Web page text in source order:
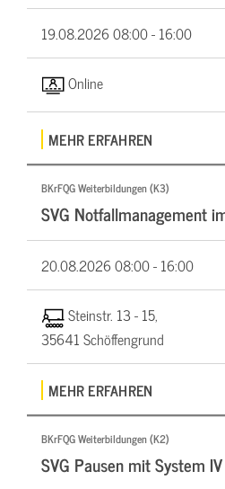
19.08.202608:00 - 16:00
Online
MEHR ERFAHREN
BKrFQG Weiterbildungen (K3)
SVG Notfallmanagement
20.08.202608:00 - 16:00
Steinstr. 13 - 15,
35641 Schöffengrund
MEHR ERFAHREN
BKrFQG Weiterbildungen (K2)
SVG Pausen mit System IV